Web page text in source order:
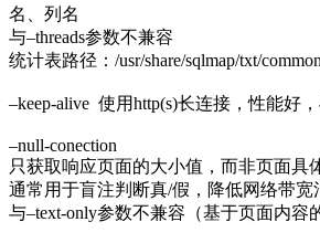
名、列名
与–threads参数不兼容
统计表路径：/usr/share/sqlmap/txt/
–keep-alive 使用http(s)长连接，性能好
–null-conection
只获取响应页面的大小值，而非页面具
通常用于盲注判断真/假，降低网络带宽
与–text-only参数不兼容（基于页面内容